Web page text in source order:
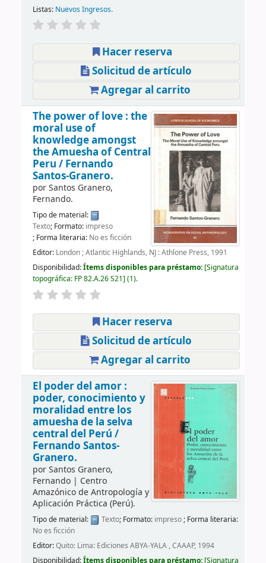
Listas: Nuevos Ingresos.
Hacer reserva
Solicitud de artículo
Agregar al carrito
The power of love : the
moral use of
knowledge amongst
the Amuesha of Central
Peru / Fernando
Santos-Granero.
porSantos Granero,
Fernando.
Tipo de material:
Texto; Formato: impreso
; Forma literaria: No es ficción
Editor: London ; Atlantic Highlands, NJ : Athlone Press, 1991
Disponibilidad:Ítems disponibles para préstamo: Signatura
topográfica: FP 82.A.26 S21 (1).
Hacer reserva
Solicitud de artículo
Agregar al carrito
El poder del amor :
poder, conocimiento y
moralidad entre los
amuesha de la selva
central del Perú /
Fernando Santos-
Granero.
porSantos Granero,
Fernando| Centro
Amazónico de Antropología y
Aplicación Práctica (Perú).
Tipo de material: Texto; Formato: impreso; Forma literaria:
No es ficción
Editor:Quito: Lima: Ediciones ABYA-YALA , CAAAP, 1994